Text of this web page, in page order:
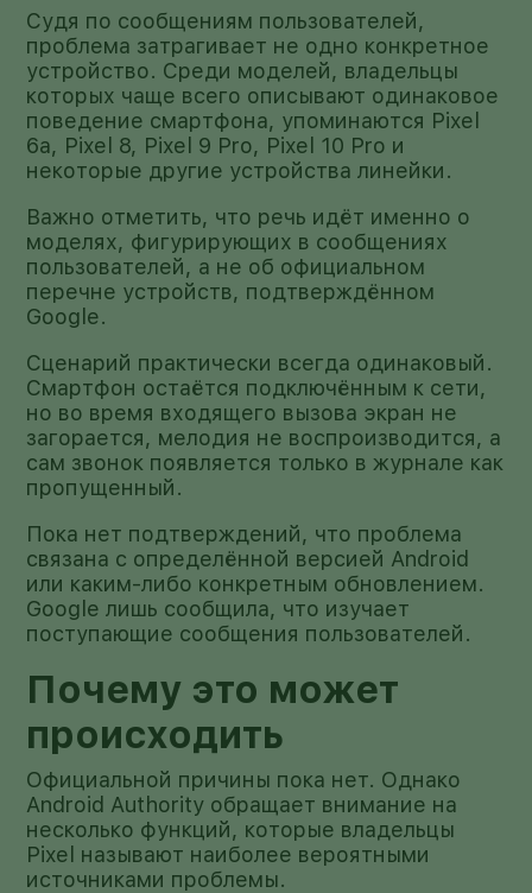
Судя по сообщениям пользователей,
проблема затрагивает не одно конкретное
устройство. Среди моделей, владельцы
которых чаще всего описывают одинаковое
поведение смартфона, упоминаются Pixel
6a, Pixel 8, Pixel 9 Pro, Pixel 10 Pro и
некоторые другие устройства линейки.
Важно отметить, что речь идёт именно о
моделях, фигурирующих в сообщениях
пользователей, а не об официальном
перечне устройств, подтверждённом
Google.
Сценарий практически всегда одинаковый.
Смартфон остаётся подключённым к сети,
но во время входящего вызова экран не
загорается, мелодия не воспроизводится, а
сам звонок появляется только в журнале как
пропущенный.
Пока нет подтверждений, что проблема
связана с определённой версией Android
или каким-либо конкретным обновлением.
Google лишь сообщила, что изучает
поступающие сообщения пользователей.
Почему это может
происходить
Официальной причины пока нет. Однако
Android Authority обращает внимание на
несколько функций, которые владельцы
Pixel называют наиболее вероятными
источниками проблемы.